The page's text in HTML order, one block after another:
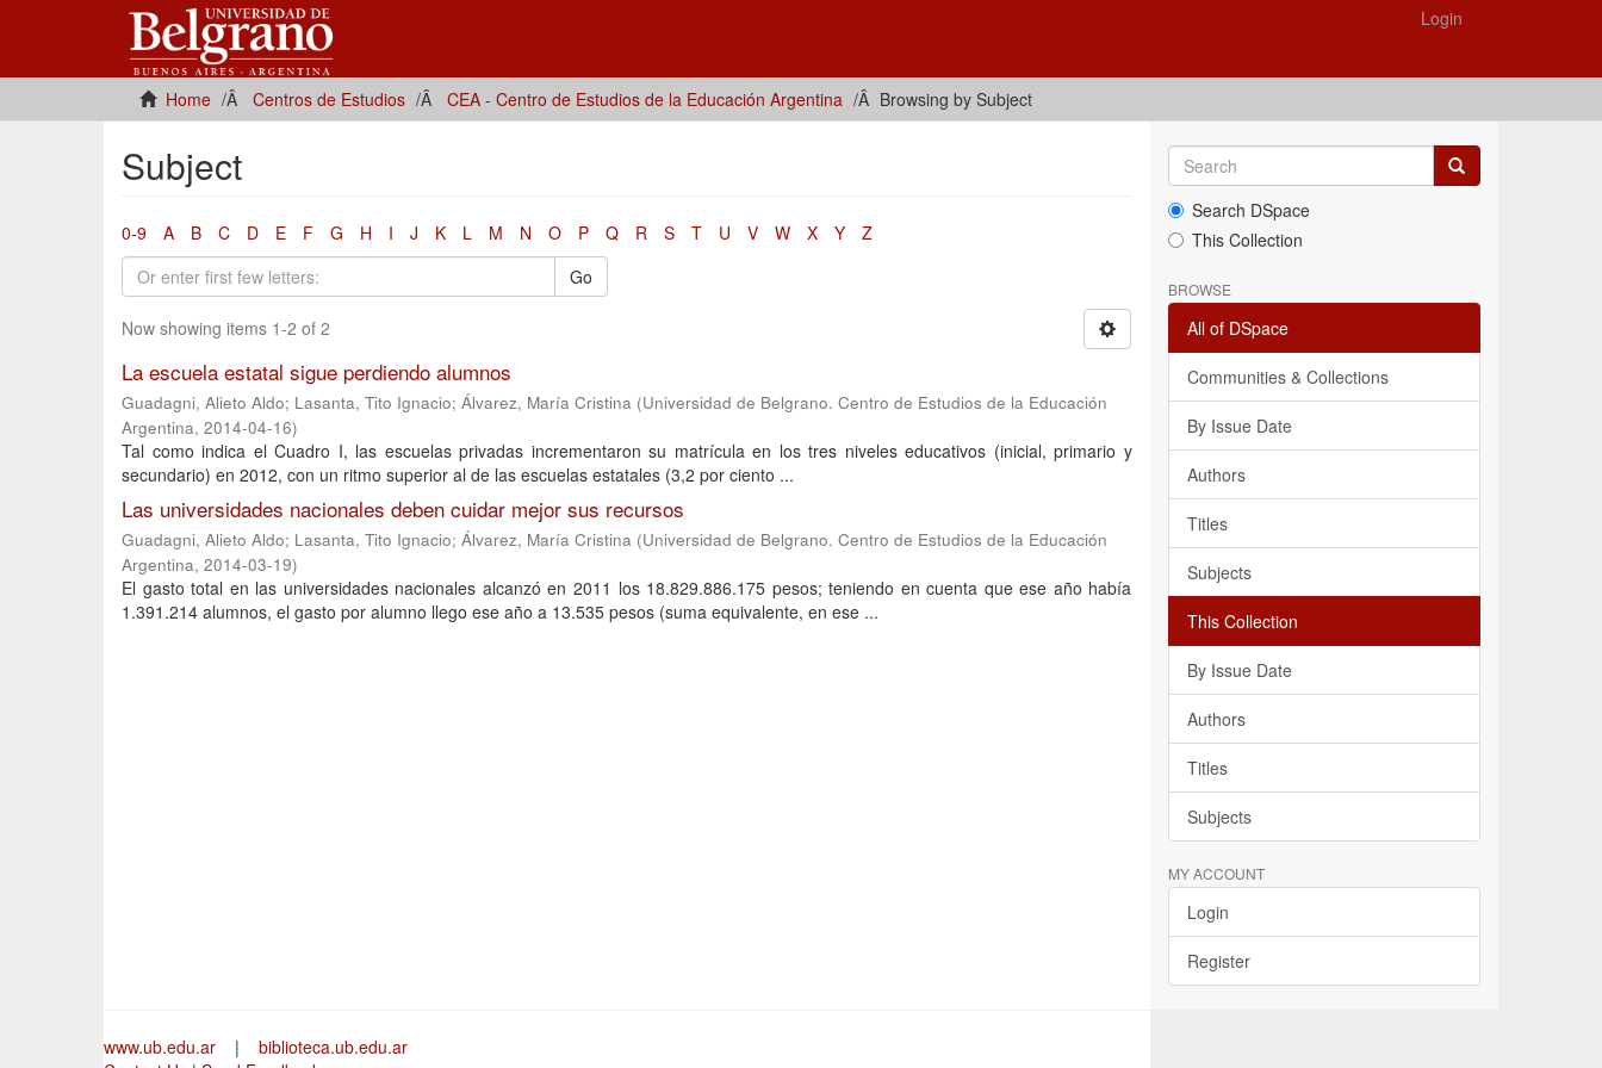
Login
Home Centros de Estudios CEA - Centro de Estudios de la Educación Argentina Browsing by Subject
Subject
0-9 A B C D E F G H I J K L M N O P Q R S T U V W X Y
Z
Go
Now showing items 1-2 of 2
La escuela estatal sigue perdiendo alumnos
Guadagni, Alieto Aldo; Lasanta, Tito Ignacio; Álvarez, María Cristina (Universidad de Belgrano. Centro de Estudios de la Educación
Argentina, 2014-04-16)
Tal como indica el Cuadro I, las escuelas privadas incrementaron su matrícula en los tres niveles educativos (inicial, primario y
secundario) en 2012, con un ritmo superior al de las escuelas estatales (3,2 por ciento ...
Las universidades nacionales deben cuidar mejor sus recursos
Guadagni, Alieto Aldo; Lasanta, Tito Ignacio; Álvarez, María Cristina (Universidad de Belgrano. Centro de Estudios de la Educación
Argentina, 2014-03-19)
El gasto total en las universidades nacionales alcanzó en 2011 los 18.829.886.175 pesos; teniendo en cuenta que ese año había
1.391.214 alumnos, el gasto por alumno llego ese año a 13.535 pesos (suma equivalente, en ese ...
Search DSpace
This Collection
BROWSE
All of DSpace
Communities & Collections
By Issue Date
Authors
Titles
Subjects
This Collection
By Issue Date
Authors
Titles
Subjects
MY ACCOUNT
Login
Register
www.ub.edu.ar | biblioteca.ub.edu.ar